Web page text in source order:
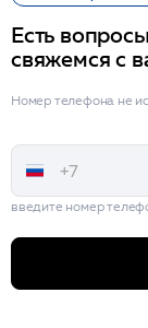
Есть
свяжемся с
Номер телефона не
введите номер